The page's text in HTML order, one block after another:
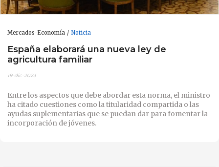
Mercados-Economía Noticia
España elaborará una nueva ley de
agricultura familiar
19-dic-2023
Entre los aspectos que debe abordar esta norma, el ministro
ha citado cuestiones como la titularidad compartida o las
ayudas suplementarias que se puedan dar para fomentar la
incorporación de jóvenes.